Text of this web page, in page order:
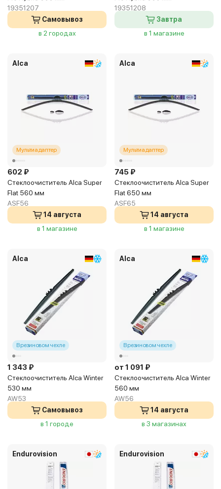
19351207
Самовывоз
в 2 городах
19351208
Завтра
в 1 магазине
Alca
Мультиадаптер
602 ₽
Стеклоочиститель Alca Super
Flat 560 мм
ASF56
14 августа
в 1 магазине
Alca
Мультиадаптер
745 ₽
Стеклоочиститель Alca Super
Flat 650 мм
ASF65
14 августа
в 1 магазине
Alca
В резиновом чехле
1 343 ₽
Стеклоочиститель Alca Winter
530 мм
AW53
Самовывоз
в 1 городе
Alca
В резиновом чехле
от 1 091 ₽
Стеклоочиститель Alca Winter
560 мм
AW56
14 августа
в 3 магазинах
Endurovision Endurovision